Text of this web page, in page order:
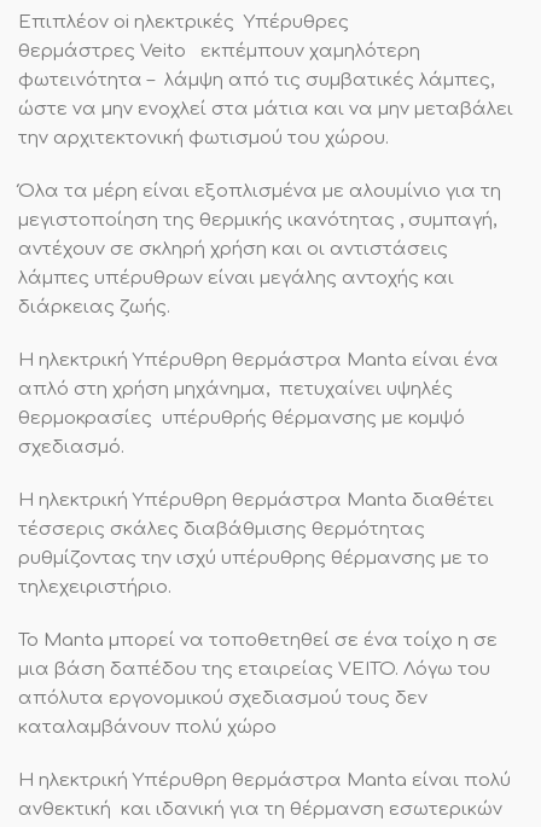
Επιπλέον oi ηλεκτρικές Υπέρυθρες
θερμάστρες Veito εκπέμπουν χαμηλότερη
φωτεινότητα – λάμψη από τις συμβατικές λάμπες,
ώστε να μην ενοχλεί στα μάτια και να μην μεταβάλει
την αρχιτεκτονική φωτισμού του χώρου.
Όλα τα μέρη είναι εξοπλισμένα με αλουμίνιο για τη
μεγιστοποίηση της θερμικής ικανότητας , συμπαγή,
αντέχουν σε σκληρή χρήση και οι αντιστάσεις
λάμπες υπέρυθρων είναι μεγάλης αντοχής και
διάρκειας ζωής.
Η ηλεκτρική Υπέρυθρη θερμάστρα Manta είναι ένα
απλό στη χρήση μηχάνημα, πετυχαίνει υψηλές
θερμοκρασίες υπέρυθρής θέρμανσης με κομψό
σχεδιασμό.
Η ηλεκτρική Υπέρυθρη θερμάστρα Manta διαθέτει
τέσσερις σκάλες διαβάθμισης θερμότητας
ρυθμίζοντας την ισχύ υπέρυθρης θέρμανσης με το
τηλεχειριστήριο.
Το Manta μπορεί να τοποθετηθεί σε ένα τοίχο η σε
μια βάση δαπέδου της εταιρείας VEITO. Λόγω του
απόλυτα εργονομικού σχεδιασμού τους δεν
καταλαμβάνουν πολύ χώρο
Η ηλεκτρική Υπέρυθρη θερμάστρα Manta είναι πολύ
ανθεκτική και ιδανική για τη θέρμανση εσωτερικών